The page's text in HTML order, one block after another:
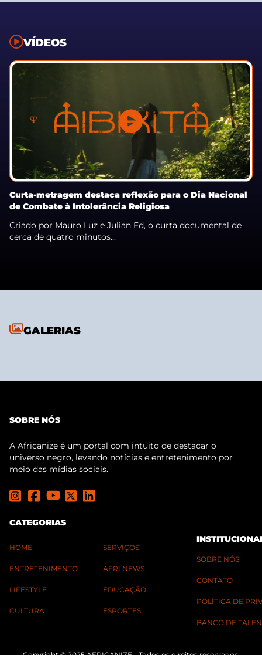
VÍDEOS
Curta-metragem destaca reflexão para o Dia Nacional
de Combate à Intolerância Religiosa
Criado por Mauro Luz e Julian Ed, o curta documental de
cerca de quatro minutos...
GALERIAS
SOBRE NÓS
A Africanize é um portal com intuito de destacar o
universo negro, levando notícias e entretenimento por
meio das mídias sociais.
CATEGORIAS
HOME
ENTRETENIMENTO
LIFESTYLE
CULTURA
SERVIÇOS
AFRI NEWS
EDUCAÇÃO
ESPORTES
SOBRE NÓS
CONTATO
POLÍTICA DE
BANCO DE